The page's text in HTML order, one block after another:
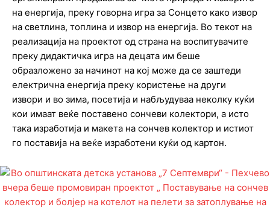
на енергија, преку говорна игра за Сонцето како извор
на светлина, топлина и извор на енергија. Во текот на
реализација на проектот од страна на воспитувачите
преку дидактичка игра на децата им беше
образложено за начинот на кој може да се заштеди
електрична енергија преку користење на други
извори и во зима, посетија и набљудуваа неколку куќи
кои имаат веќе поставено сончеви колектори, а исто
така изработија и макета на сончев колектор и истиот
го поставија на веќе изработени куќи од картон.